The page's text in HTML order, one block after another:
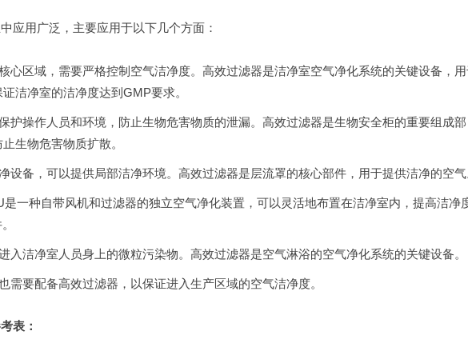
应用广泛，主要应用于以下几个方面：
心区域，需要严格控制空气洁净度。高效过滤器是洁净室空气净化系统的关键设备，
洁净室的洁净度达到GMP要求。
护操作人员和环境，防止生物危害物质的泄漏。高效过滤器是生物安全柜的重要组成部
生物危害物质扩散。
设备，可以提供局部洁净环境。高效过滤器是层流罩的核心部件，用于提供洁净的空
是一种自带风机和过滤器的独立空气净化装置，可以灵活地布置在洁净室内，提高洁净
入洁净室人员身上的微粒污染物。高效过滤器是空气淋浴的空气净化系统的关键设备。
需要配备高效过滤器，以保证进入生产区域的空气洁净度。
表：